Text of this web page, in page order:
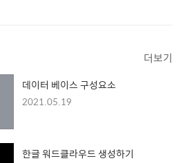
더보기
데이터 베이스 구성요소
2021.05.19
한글 워드클라우드 생성하기